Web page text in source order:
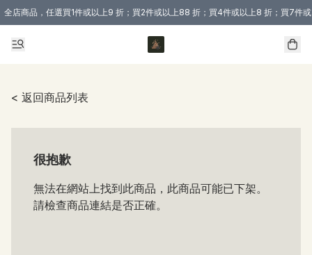
全店商品，任選買1件或以上9 折；買2件或以上88 折；買4件或以上8 折；買7件
購買 3 件商品或以上即享免運費優惠！（適用於 本地送貨、本地取貨 )
< 返回商品列表
很抱歉
無法在網站上找到此商品，此商品可能已下架。
請檢查商品連結是否正確。